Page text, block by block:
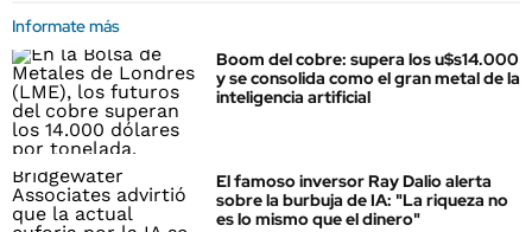
Informate más
Boom del cobre: supera los u$s14.000
y se consolida como el gran metal de la
inteligencia artificial
El famoso inversor Ray Dalio alerta
sobre la burbuja de IA: "La riqueza no
es lo mismo que el dinero"